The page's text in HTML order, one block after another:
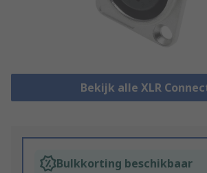
Bekijk alle XLR
Bulkkorting beschikbaar